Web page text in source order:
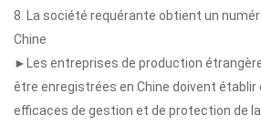
8. La société requérante obtient un
Chine
►Les entreprises de production
être enregistrées en Chine doivent
efficaces de gestion et de protection de